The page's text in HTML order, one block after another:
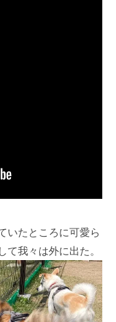
いたところに可愛ら
我々は外に出た。